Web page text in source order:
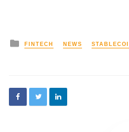
FINTECH NEWS